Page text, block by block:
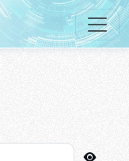
處電子資